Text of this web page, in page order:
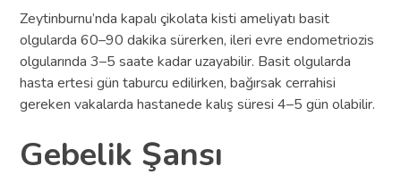
Zeytinburnu’nda kapalı çikolata kisti ameliyatı basit
olgularda 60–90 dakika sürerken, ileri evre endometriozis
olgularında 3–5 saate kadar uzayabilir. Basit olgularda
hasta ertesi gün taburcu edilirken, bağırsak cerrahisi
gereken vakalarda hastanede kalış süresi 4–5 gün olabilir.
Gebelik Şansı